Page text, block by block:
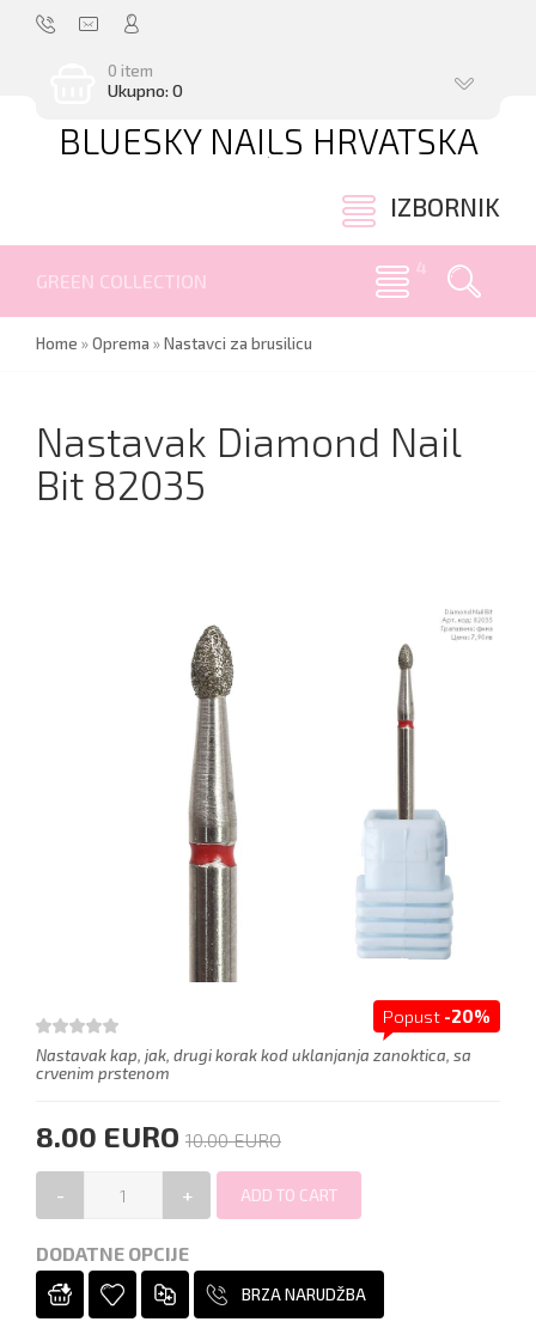
0 item
Ukupno: 0
BLUESKY NAILS HRVATSKA
.
IZBORNIK
GREEN COLLECTION
Home »Oprema »Nastavci za brusilicu
Nastavak Diamond Nail
Bit 82035
Popust -20%
Nastavak kap, jak, drugi korak kod uklanjanja zanoktica, sa
crvenim prstenom
8.00 EURO 10.00 EURO
- +
DODATNE OPCIJE
BRZA NARUDŽBA